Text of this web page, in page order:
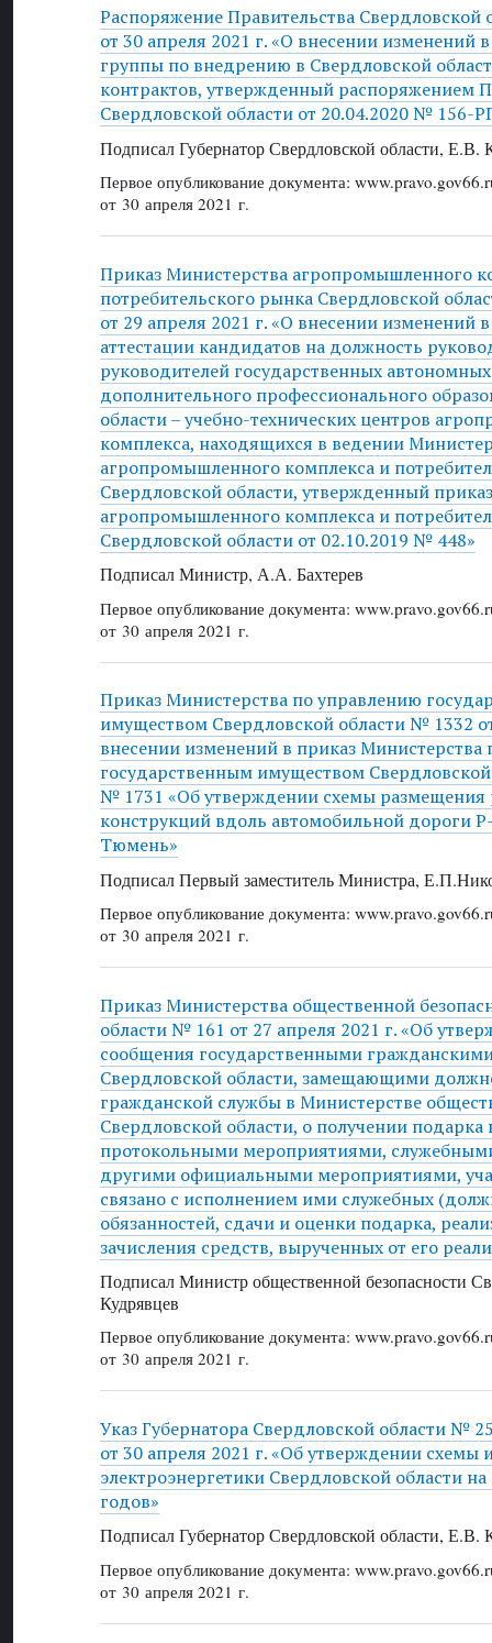
Распоряжение Правительства
от 30 апреля 2021 г. «О внесении изменений
группы по внедрению в Свердловской
контрактов, утвержденный распоряжением
Свердловской области от 20.04.2020 № 156-
Подписал Губернатор Свердловской области, Е.В.
Первое опубликование документа:
от 30 апреля 2021 г.
Приказ Министерства агропромышленного
потребительского рынка Свердловской
от 29 апреля 2021 г. «О внесении изменений
аттестации кандидатов на должность
руководителей государственных
дополнительного профессионального
области – учебно-технических центров
комплекса, находящихся в ведении
агропромышленного комплекса и
Свердловской области, утвержденный
агропромышленного комплекса и
Свердловской области от 02.10.2019 № 448»
Подписал Министр, А.А. Бахтерев
Первое опубликование документа:
от 30 апреля 2021 г.
Приказ Министерства по управлению
имуществом Свердловской области № 1332
внесении изменений в приказ Министерства
государственным имуществом Свердловской
№ 1731 «Об утверждении схемы размещения
конструкций вдоль автомобильной дороги
Тюмень»
Подписал Первый заместитель Министра,
Первое опубликование документа:
от 30 апреля 2021 г.
Приказ Министерства общественной
области № 161 от 27 апреля 2021 г. «Об
сообщения государственными
Свердловской области, замещающими
гражданской службы в Министерстве
Свердловской области, о получении подарка
протокольными мероприятиями,
другими официальными мероприятиями,
связано с исполнением ими служебных
обязанностей, сдачи и оценки подарка,
зачисления средств, вырученных от его
Подписал Министр общественной безопасности
Кудрявцев
Первое опубликование документа:
от 30 апреля 2021 г.
Указ Губернатора Свердловской области №
от 30 апреля 2021 г. «Об утверждении
электроэнергетики Свердловской области
годов»
Подписал Губернатор Свердловской области, Е.В.
Первое опубликование документа:
от 30 апреля 2021 г.